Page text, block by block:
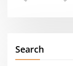
Search